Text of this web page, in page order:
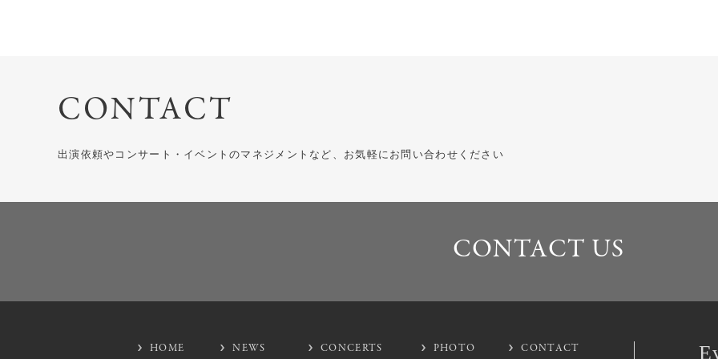
CONTACT
出演依頼やコンサート・イベントのマネジメントなど、お気軽にお問い合わせください
CONTACT US
CONTACT US
HOME NEWS CONCERTS PHOTO CONTACT